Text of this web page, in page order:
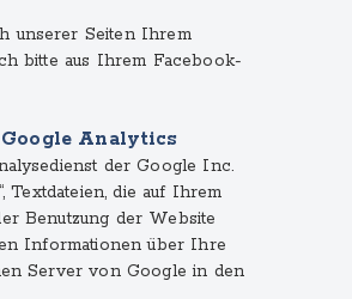
unserer Seiten Ihrem
bitte aus Ihrem Facebook-
Analytics
der Google Inc.
Textdateien, die auf Ihrem
Benutzung der Website
Informationen über Ihre
Server von Google in den